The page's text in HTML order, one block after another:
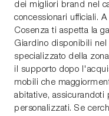
dei migliori brand nel
concessionari ufficiali.
Cosenza ti aspetta la
Giardino disponibili nel
specializzato della
il supporto dopo
mobili che
abitative,
personalizzati. Se